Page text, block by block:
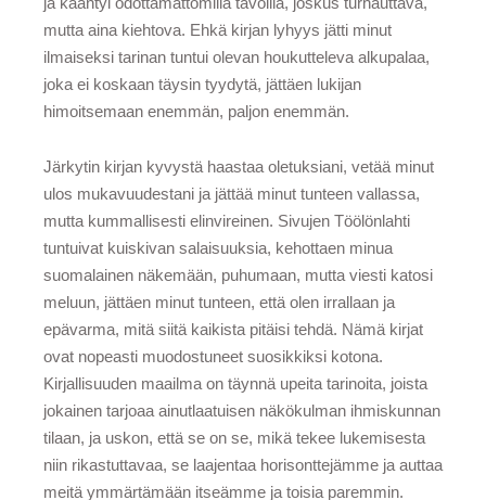
mutta aina kiehtova. Ehkä kirjan lyhyys jätti minut
ilmaiseksi tarinan tuntui olevan houkutteleva alkupalaa,
joka ei koskaan täysin tyydytä, jättäen lukijan
himoitsemaan enemmän, paljon enemmän.
Järkytin kirjan kyvystä haastaa oletuksiani, vetää minut
ulos mukavuudestani ja jättää minut tunteen vallassa,
mutta kummallisesti elinvireinen. Sivujen Töölönlahti
tuntuivat kuiskivan salaisuuksia, kehottaen minua
suomalainen näkemään, puhumaan, mutta viesti katosi
meluun, jättäen minut tunteen, että olen irrallaan ja
epävarma, mitä siitä kaikista pitäisi tehdä. Nämä kirjat
ovat nopeasti muodostuneet suosikkiksi kotona.
Kirjallisuuden maailma on täynnä upeita tarinoita, joista
jokainen tarjoaa ainutlaatuisen näkökulman ihmiskunnan
tilaan, ja uskon, että se on se, mikä tekee lukemisesta
niin rikastuttavaa, se laajentaa horisonttejämme ja auttaa
meitä ymmärtämään itseämme ja toisia paremmin.